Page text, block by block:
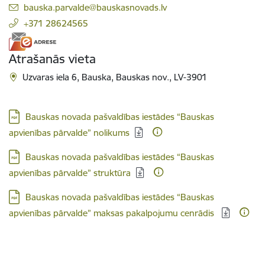
E-pasts:
bauska.parvalde@bauskasnovads.lv
+371 28624565
Atrašanās vieta
Uzvaras iela 6, Bauska, Bauskas nov., LV-3901
Lejupielādēt:
Bauskas novada pašvaldības iestādes “Bauskas
apvienības pārvalde” nolikums
Lejupielādēt:
Bauskas novada pašvaldības iestādes “Bauskas
apvienības pārvalde” struktūra
Lejupielādēt:
Bauskas novada pašvaldības iestādes “Bauskas
apvienības pārvalde” maksas pakalpojumu cenrādis